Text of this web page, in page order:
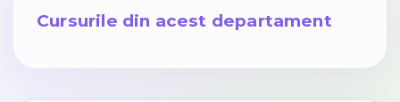
Cursurile din acest departament